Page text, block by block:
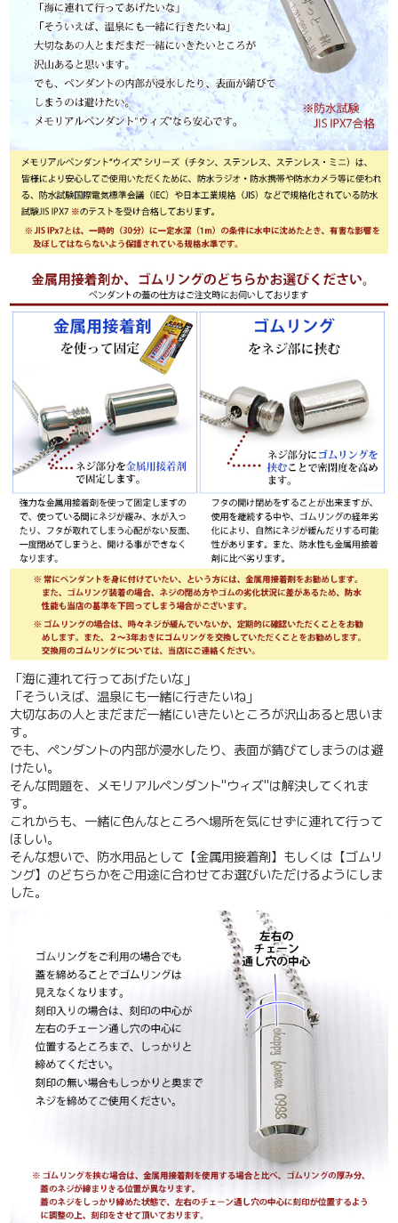
「海に連れて行ってあげたいな」
「そういえば、温泉にも一緒に行きたいね」
大切なあの人とまだまだ一緒にいきたいところが沢山あると思いま
す。
でも、ペンダントの内部が浸水したり、表面が錆びてしまうのは避
けたい。
そんな問題を、メモリアルペンダント"ウィズ"は解決してくれま
す。
これからも、一緒に色んなところへ場所を気にせずに連れて行って
ほしい。
そんな想いで、 防水用品として【金属用接着剤】もしくは【ゴムリ
ング】のどちらかをご用途に合わせてお選びいただけるようにしま
した。